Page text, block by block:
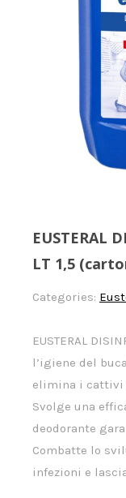
EUSTERAL
LT 1,5
Categories:
EUSTERAL
l’igiene del
elimina i cattivi
Svolge una
deodorante
Combatte lo
infezioni e